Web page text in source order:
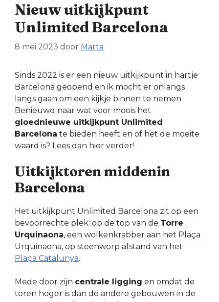
Nieuw uitkijkpunt
Unlimited Barcelona
8 mei 2023 door Marta
Sinds 2022 is er een nieuw uitkijkpunt in hartje
Barcelona geopend en ik mocht er onlangs
langs gaan om een kijkje binnen te nemen.
Benieuwd naar wat voor moois het
gloednieuwe uitkijkpunt Unlimited
Barcelona te bieden heeft en of het de moeite
waard is? Lees dan hier verder!
Uitkijktoren middenin
Barcelona
Het uitkijkpunt Unlimited Barcelona zit op een
bevoorrechte plek: op de top van de Torre
Urquinaona, een wolkenkrabber aan het Plaça
Urquinaona, op steenworp afstand van het
Plaça Catalunya.
Mede door zijn centrale ligging en omdat de
toren hoger is dan de andere gebouwen in de